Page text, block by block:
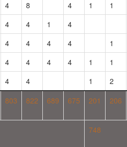
4 8 4 1
1
4 4 1
4
4 4 4 4
1
4 4 4 4 1
1
4 4 1
2
803 822 689 675 201 206
748